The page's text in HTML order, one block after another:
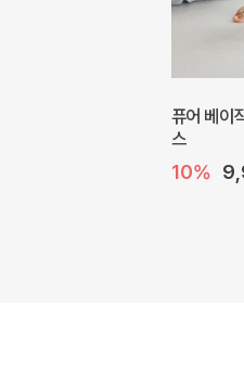
퓨어 베이
스
10%